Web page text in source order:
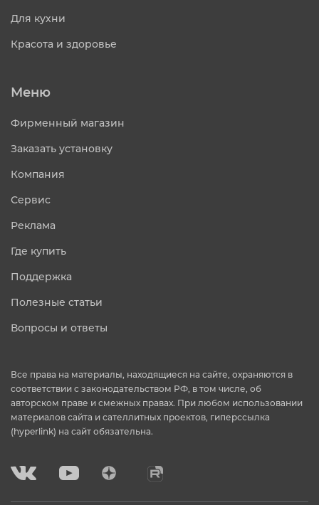
Для кухни
Красота и здоровье
Меню
Фирменный магазин
Заказать установку
Компания
Сервис
Реклама
Где купить
Поддержка
Полезные статьи
Вопросы и ответы
Все права на материалы, находящиеся на сайте, охраняются в
соответствии с законодательством РФ, в том числе, об
авторском праве и смежных правах. При любом использовании
материалов сайта и сателлитных проектов, гиперссылка
(hyperlink) на сайт обязательна.